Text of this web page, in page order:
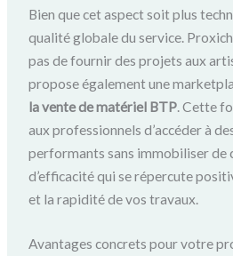
Bien que cet aspect soit plus
qualité globale du service.
pas de fournir des projets aux
propose également une
la vente de matériel BTP. Cette
aux professionnels d’accéder à
performants sans immobiliser de
d’efficacité qui se répercute
et la rapidité de vos travaux.
Avantages concrets pour votre